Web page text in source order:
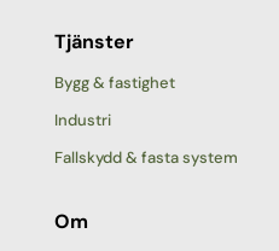
Tjänster
Bygg & fastighet
Industri
Fallskydd & fasta system
Om